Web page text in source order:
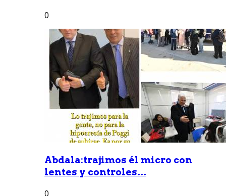
0
Abdala:trajimos él micro con
lentes y controles...
0